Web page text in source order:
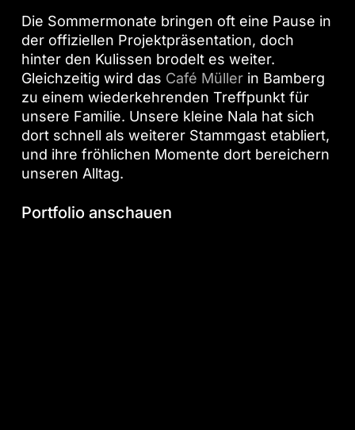
Die Sommermonate bringen oft eine Pause in
der offiziellen Projektpräsentation, doch
hinter den Kulissen brodelt es weiter.
Gleichzeitig wird das Café Müllerin Bamberg
zu einem wiederkehrenden Treffpunkt für
unsere Familie. Unsere kleine Nala hat sich
dort schnell als weiterer Stammgast etabliert,
und ihre fröhlichen Momente dort bereichern
unseren Alltag.
Portfolio anschauen